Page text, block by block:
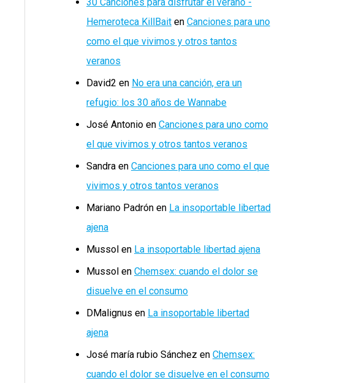
Hemeroteca KillBait en Canciones para uno
como el que vivimos y otros tantos
veranos
David2 en No era una canción, era un
refugio: los 30 años de Wannabe
José Antonio en Canciones para uno como
el que vivimos y otros tantos veranos
Sandra en Canciones para uno como el que
vivimos y otros tantos veranos
Mariano Padrón en La insoportable libertad
ajena
Mussol en La insoportable libertad ajena
Mussol en Chemsex: cuando el dolor se
disuelve en el consumo
DMalignus en La insoportable libertad
ajena
José maría rubio Sánchez en Chemsex:
cuando el dolor se disuelve en el consumo